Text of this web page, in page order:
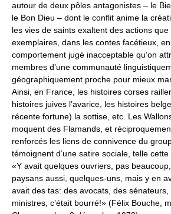
autour de deux pôles antagonistes – le
le Bon Dieu – dont le conflit anime la
les vies de saints exaltent des actions
exemplaires, dans les contes facétieux,
comportement jugé inacceptable qu’on
membres d’une communauté
géographiquement proche pour mieux
Ainsi, en France, les histoires corses
histoires juives l’avarice, les histoires
récente fortune) la sottise, etc. Les
moquent des Flamands, et
renforcés les liens de connivence du
témoignent d’une satire sociale, telle cette
«Y avait quelques ouvriers, pas
paysans aussi, quelques-uns, mais y en
avait des tas: des avocats, des
ministres, c’était bourré!» (Félix Bouche,